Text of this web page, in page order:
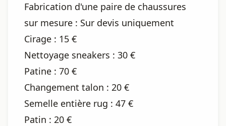
Fabrication d'une paire de chaussures
sur mesure : Sur devis uniquement
Cirage : 15 €
Nettoyage sneakers : 30 €
Patine : 70 €
Changement talon : 20 €
Semelle entière rug : 47 €
Patin : 20 €